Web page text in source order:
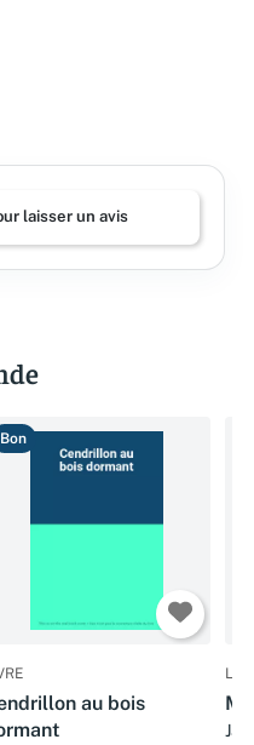
laisser un avis
Bon
au bois